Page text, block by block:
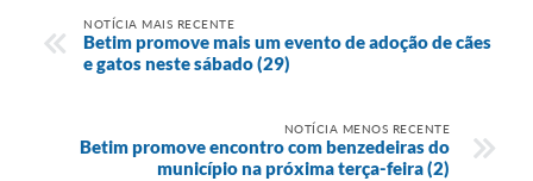
NOTÍCIA MAIS RECENTE
Betim promove mais um evento de adoção de cães
e gatos neste sábado (29)
NOTÍCIA MENOS RECENTE
Betim promove encontro com benzedeiras do
município na próxima terça-feira (2)